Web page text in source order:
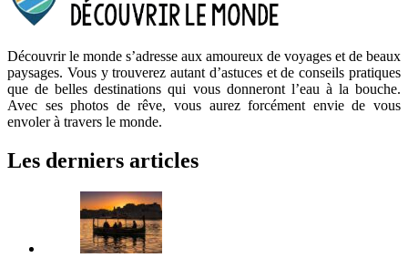
Découvrir le monde s’adresse aux amoureux de voyages et de beaux
paysages. Vous y trouverez autant d’astuces et de conseils pratiques
que de belles destinations qui vous donneront l’eau à la bouche.
Avec ses photos de rêve, vous aurez forcément envie de vous
envoler à travers le monde.
Les derniers articles